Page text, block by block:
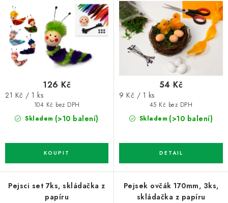
d
u
k
o
d
u
k
ů
Skladem (>10 balení)
104 Kč bez DPH
126 Kč
Měrná
21 Kč / 1 ks
Skladem (>10 balení)
45 Kč bez DPH
54 Kč
Měrná
9 Kč / 1 ks
Pejsci set 7ks, skládačka z
papíru
Pejsek ovčák 170mm, 3ks,
skládačka z papíru